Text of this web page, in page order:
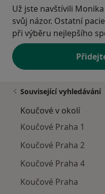
Už jste navštívili
svůj názor. Ostatní
při výběru nejlepšího
Související vyhledávání
Koučové v okolí
Koučové Praha 1
Koučové Praha 2
Koučové Praha 4
Koučové Praha